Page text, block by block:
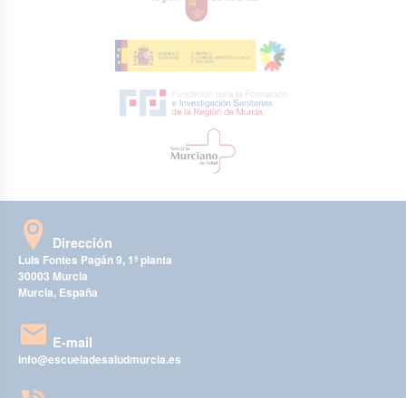
Dirección
Luis Fontes Pagán 9, 1ª planta
30003 Murcia
Murcia, España
E-mail
info@escueladesaludmurcia.es